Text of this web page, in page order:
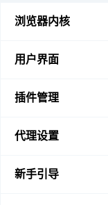
浏览器内核
用户界面
插件管理
代理设置
新手引导